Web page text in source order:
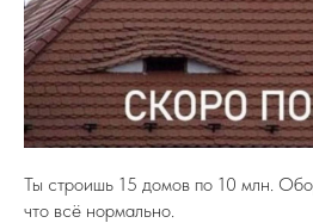
Ты строишь 15 домов по 10 млн.
что всё нормально.